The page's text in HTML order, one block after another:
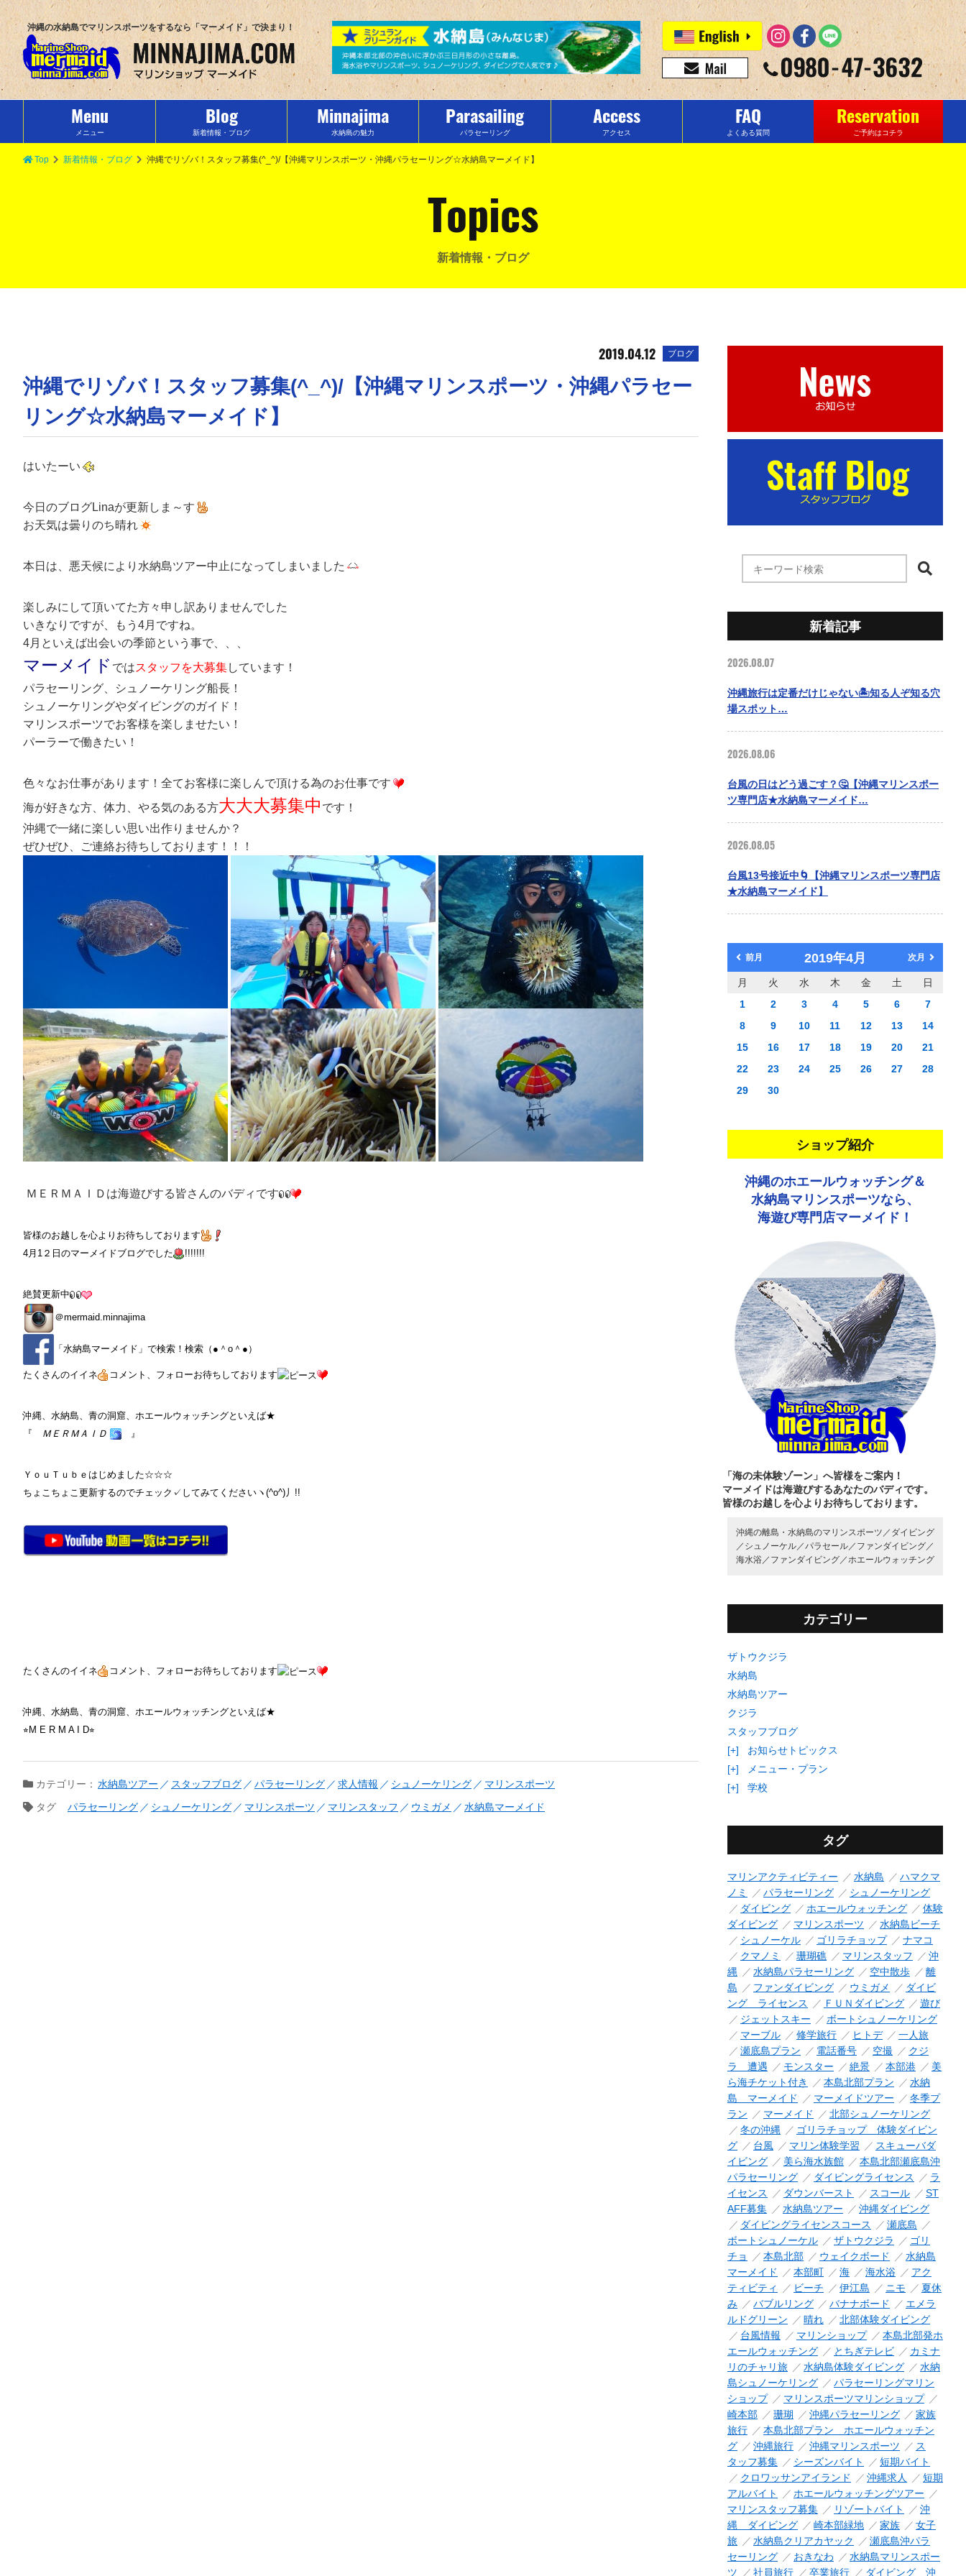
沖縄の水納島でマリンスポーツをするなら「マーメイド」で決まり！
Menu
メニュー
Blog
新着情報・ブログ
Minnajima
水納島の魅力
Parasailing
パラセーリング
Access
アクセス
FAQ
よくある質問
Reservation
ご予約はコチラ
Top 新着情報・ブログ 沖縄でリゾバ！スタッフ募集(^_^)/【沖縄マリンスポーツ・沖縄パラセーリング☆水納島マーメイド】
Topics
新着情報・ブログ
2019.04.12 ブログ
沖縄でリゾバ！スタッフ募集(^_^)/【沖縄マリンスポーツ・沖縄パラセー
リング☆水納島マーメイド】
はいたーい
今日のブログLinaが更新しま～す
お天気は曇りのち晴れ
本日は、悪天候により水納島ツアー中止になってしまいました
楽しみにして頂いてた方々申し訳ありませんでした
いきなりですが、もう4月ですね。
4月といえば出会いの季節という事で、、、
マーメイド ではスタッフを大募集しています！
パラセーリング、シュノーケリング船長！
シュノーケリングやダイビングのガイド！
マリンスポーツでお客様を楽しませたい！
パーラーで働きたい！
色々なお仕事があります！全てお客様に楽しんで頂ける為のお仕事です
海が好きな方、体力、やる気のある方大大大募集中 です！
沖縄で一緒に楽しい思い出作りませんか？
ぜひぜひ、ご連絡お待ちしております！！！
ＭＥＲＭＡＩＤは海遊びする皆さんのバディです
皆様のお越しを心よりお待ちしております
4月1２日のマーメイドブログでした !!!!!!!
絶賛更新中
＠mermaid.minnajima
「水納島マーメイド 」で検索！検索（●＾o＾●）
たくさんのイイネ コメント、フォローお待ちしております
沖縄、水納島、青の洞窟、ホエールウォッチングといえば★
『
ＭＥＲＭＡＩＤ 』
ＹｏｕＴｕｂｅはじめました☆☆☆
ちょこちょこ更新するのでチェック✓してみてくださいヽ(^o^)丿!!
たくさんのイイネ コメント、フォローお待ちしております
沖縄、水納島、青の洞窟、ホエールウォッチングといえば★
⭐︎M E R M A I D⭐︎
カテゴリー： 水納島ツアー スタッフブログ パラセーリング 求人情報 シュノーケリング
マリンスポーツ
タグ
パラセーリング シュノーケリング マリンスポーツ マリンスタッフ ウミガメ 水納島マーメイド
新着記事
2026.08.07
沖縄旅行は定番だけじゃない🏝️知る人ぞ知る穴
場スポット…
2026.08.06
台風の日はどう過ごす？🤔【沖縄マリンスポー
ツ専門店★水納島マーメイド…
2026.08.05
台風13号接近中🌀【沖縄マリンスポーツ専門店
★水納島マーメイド】
前月 2019年4月 次月
月 火 水 木 金 土
日
1
2 3 4 5 6
7
8
9 10 11 12 13
14
15
16 17 18 19 20
21
22
23 24 25 26 27
28
29
30
ショップ紹介
沖縄のホエールウォッチング＆
水納島マリンスポーツなら、
海遊び専門店マーメイド！
「海の未体験ゾーン」へ皆様をご案内！
マーメイドは海遊びするあなたのバディです。
皆様のお越しを心よりお待ちしております。
沖縄の離島・水納島のマリンスポーツ／ ダイビング
／ シュノーケル／ パラセール／ ファンダイビング／
海水浴／ ファンダイビング／ ホエールウォッチング
カテゴリー
ザトウクジラ
水納島
水納島ツアー
クジラ
スタッフブログ
[+]
お知らせトピックス
[+]
メニュー・プラン
[+]
学校
タグ
マリンアクティビティー 水納島
ハマクマ
ノミ
パラセーリング
シュノーケリング
ダイビング
ホエールウォッチング
体験
ダイビング
マリンスポーツ
水納島ビーチ
シュノーケル
ゴリラチョップ
ナマコ
クマノミ
珊瑚礁 マリンスタッフ
沖
縄
水納島パラセーリング 空中散歩
離
島
ファンダイビング ウミガメ
ダイビ
ング ライセンス
ＦＵＮダイビング
遊び
ジェットスキー
ボートシュノーケリング
マーブル
修学旅行 ヒトデ
一人旅
瀬底島プラン
電話番号 空撮
クジ
ラ 遭遇
モンスター 絶景 本部港
美
ら海チケット付き
本島北部プラン
水納
島 マーメイド
マーメイドツアー
冬季プ
ラン
マーメイド
北部シュノーケリング
冬の沖縄
ゴリラチョップ 体験ダイビン
グ
台風 マリン体験学習
スキューバダ
イビング
美ら海水族館
本島北部瀬底島沖
パラセーリング
ダイビングライセンス
ラ
イセンス
ダウンバースト スコール
ST
AFF募集
水納島ツアー
沖縄ダイビング
ダイビングライセンスコース
瀬底島
ボートシュノーケル
ザトウクジラ
ゴリ
チョ
本島北部 ウェイクボード
水納島
マーメイド
本部町 海 海水浴
アク
ティビティ
ビーチ 伊江島 ニモ
夏休
み
バブルリング バナナボード
エメラ
ルドグリーン
晴れ
北部体験ダイビング
台風情報
マリンショップ
本島北部発ホ
エールウォッチング
とちぎテレビ
カミナ
リのチャリ旅
水納島体験ダイビング
水納
島シュノーケリング
パラセーリングマリン
ショップ
マリンスポーツマリンショップ
崎本部
珊瑚 沖縄パラセーリング
家族
旅行
本島北部プラン ホエールウォッチン
グ
沖縄旅行 沖縄マリンスポーツ
ス
タッフ募集
シーズンバイト
短期バイト
クロワッサンアイランド
沖縄求人
短期
アルバイト
ホエールウォッチングツアー
マリンスタッフ募集
リゾートバイト
沖
縄 ダイビング
崎本部緑地 家族
女子
旅
水納島クリアカヤック
瀬底島沖パラ
セーリング
おきなわ
水納島マリンスポー
ツ
社員旅行 卒業旅行 ダイビング 沖